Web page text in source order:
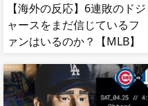
【海外の反応】6連敗のドジ
ャースをまだ信じているフ
ァンはいるのか？【MLB】